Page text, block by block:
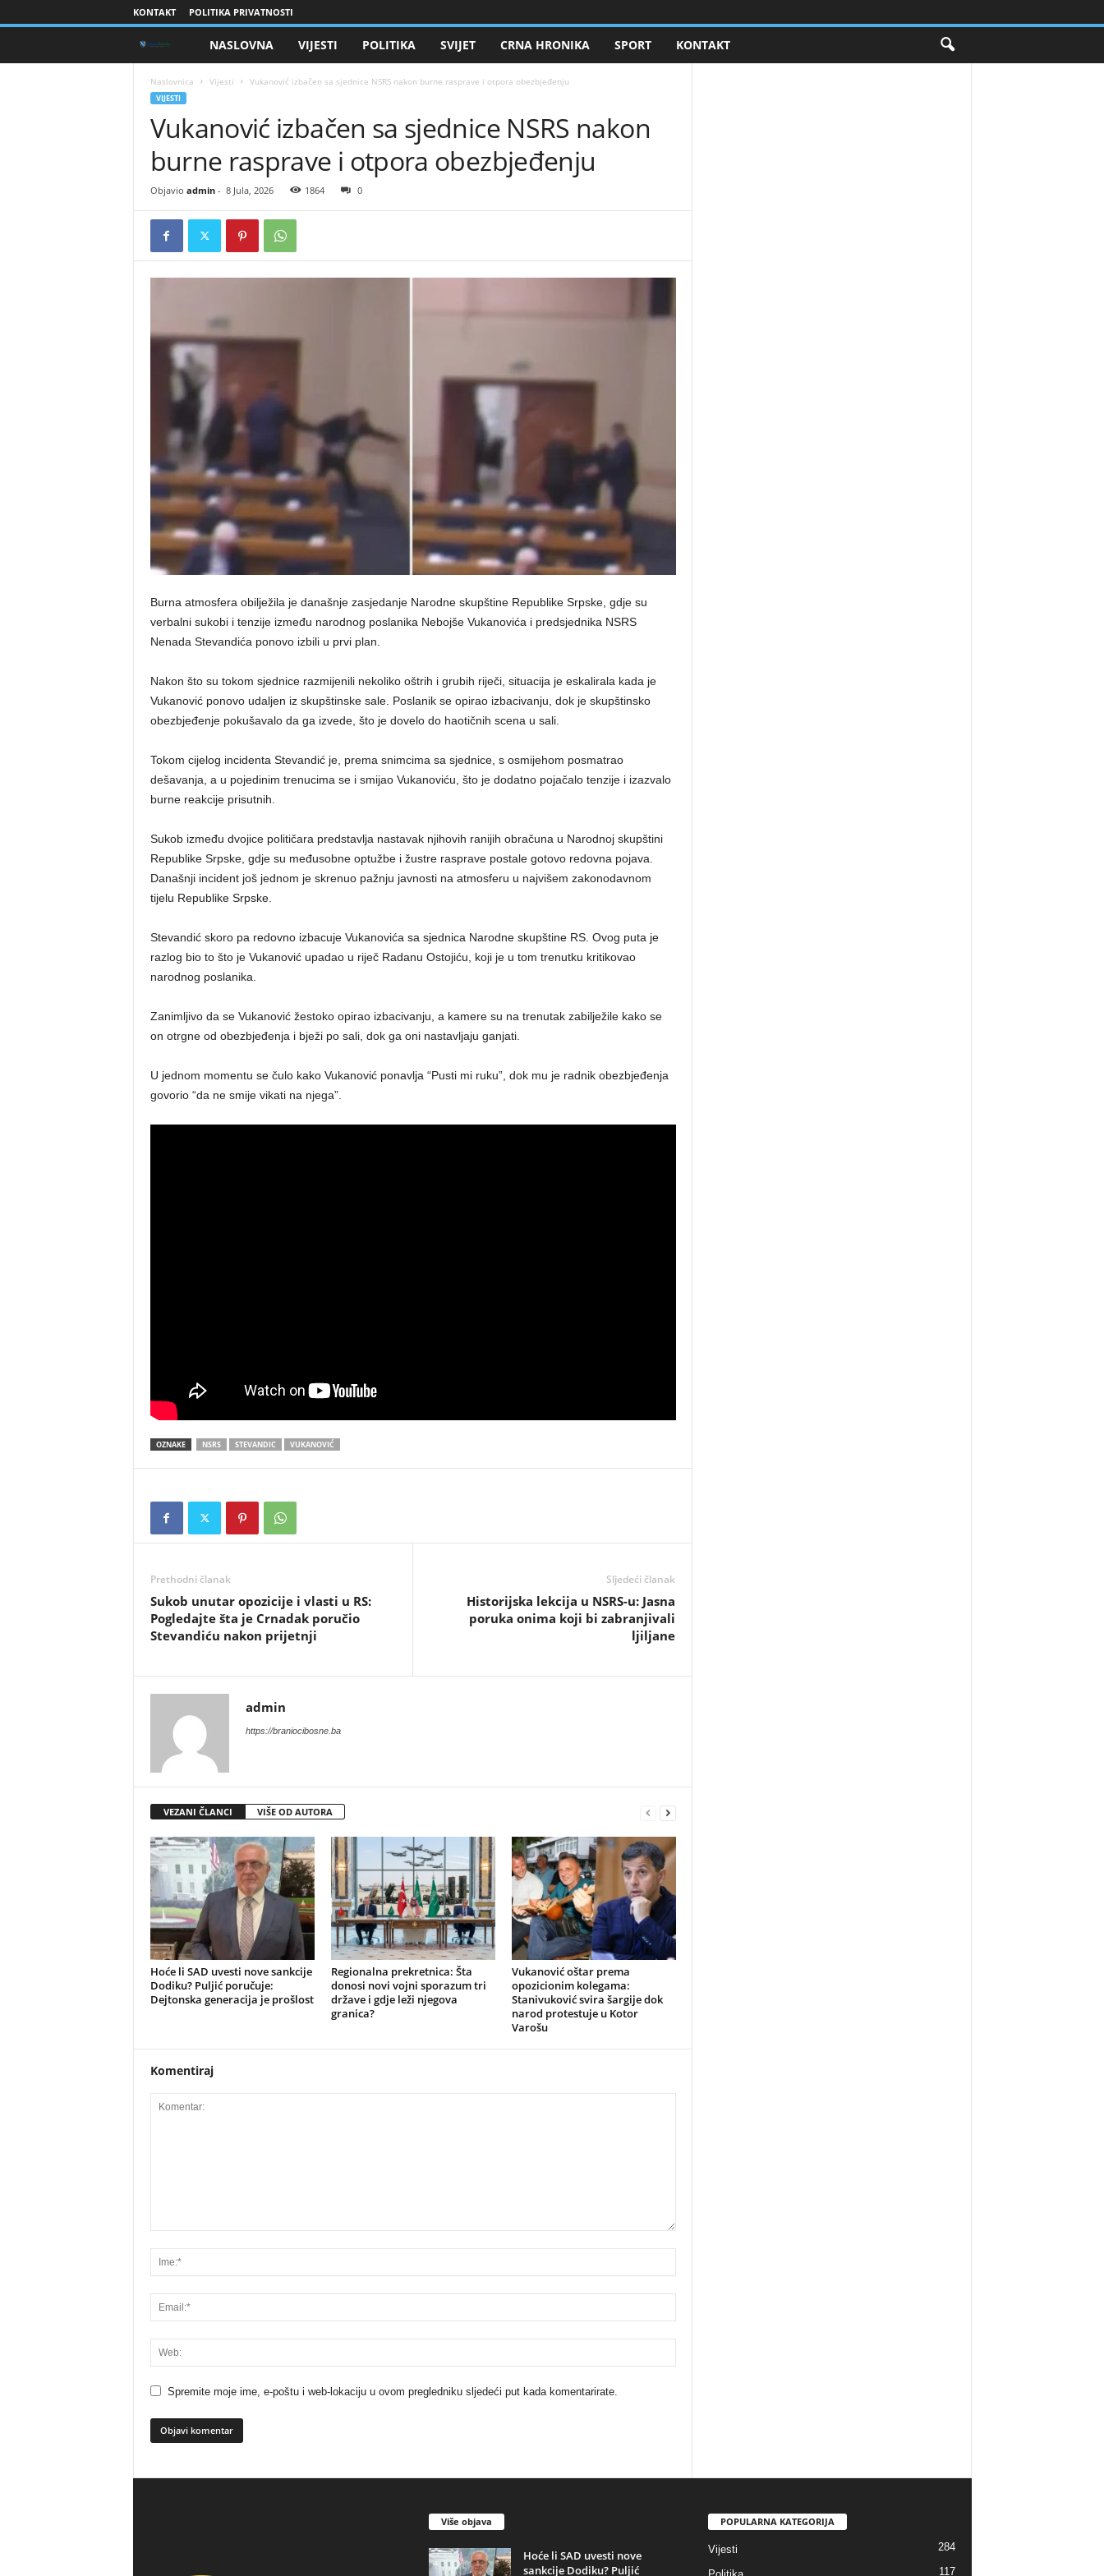
KONTAKT POLITIKA PRIVATNOSTI
i
c
B
e
NASLOVNA VIJESTI POLITIKA SVIJET CRNA HRONIKA SPORT KONTAKT
Naslovnica Vijesti Vukanović izbačen sa sjednice NSRS nakon burne rasprave i otpora obezbjeđenju
VIJESTI
Vukanović izbačen sa sjednice NSRS nakon
burne rasprave i otpora obezbjeđenju
Objavio admin- 8 Jula, 2026 1864 0
Burna atmosfera obilježila je današnje zasjedanje Narodne skupštine Republike Srpske, gdje su
verbalni sukobi i tenzije između narodnog poslanika Nebojše Vukanovića i predsjednika NSRS
Nenada Stevandića ponovo izbili u prvi plan.
Nakon što su tokom sjednice razmijenili nekoliko oštrih i grubih riječi, situacija je eskalirala kada je
Vukanović ponovo udaljen iz skupštinske sale. Poslanik se opirao izbacivanju, dok je skupštinsko
obezbjeđenje pokušavalo da ga izvede, što je dovelo do haotičnih scena u sali.
Tokom cijelog incidenta Stevandić je, prema snimcima sa sjednice, s osmijehom posmatrao
dešavanja, a u pojedinim trenucima se i smijao Vukanoviću, što je dodatno pojačalo tenzije i izazvalo
burne reakcije prisutnih.
Sukob između dvojice političara predstavlja nastavak njihovih ranijih obračuna u Narodnoj skupštini
Republike Srpske, gdje su međusobne optužbe i žustre rasprave postale gotovo redovna pojava.
Današnji incident još jednom je skrenuo pažnju javnosti na atmosferu u najvišem zakonodavnom
tijelu Republike Srpske.
Stevandić skoro pa redovno izbacuje Vukanovića sa sjednica Narodne skupštine RS. Ovog puta je
razlog bio to što je Vukanović upadao u riječ Radanu Ostojiću, koji je u tom trenutku kritikovao
narodnog poslanika.
Zanimljivo da se Vukanović žestoko opirao izbacivanju, a kamere su na trenutak zabilježile kako se
on otrgne od obezbjeđenja i bježi po sali, dok ga oni nastavljaju ganjati.
U jednom momentu se čulo kako Vukanović ponavlja “Pusti mi ruku”, dok mu je radnik obezbjeđenja
govorio “da ne smije vikati na njega”.
OZNAKE NSRS STEVANDIC VUKANOVIĆ
Prethodni članak
​Sukob unutar opozicije i vlasti u RS:
Pogledajte šta je Crnadak poručio
Stevandiću nakon prijetnji
Sljedeći članak
​Historijska lekcija u NSRS-u: Jasna
poruka onima koji bi zabranjivali
ljiljane
admin
https://braniocibosne.ba
VEZANI ČLANCI VIŠE OD AUTORA
​Hoće li SAD uvesti nove sankcije
Dodiku? Puljić poručuje:
Dejtonska generacija je prošlost
​Regionalna prekretnica: Šta
donosi novi vojni sporazum tri
države i gdje leži njegova
granica?
Vukanović oštar prema
opozicionim kolegama:
Stanivuković svira šargije dok
narod protestuje u Kotor
Varošu
Komentiraj
Spremite moje ime, e-poštu i web-lokaciju u ovom pregledniku sljedeći put kada komentarirate.
Više objava
​Hoće li SAD uvesti nove
sankcije Dodiku? Puljić
POPULARNA KATEGORIJA
Vijesti 284
117